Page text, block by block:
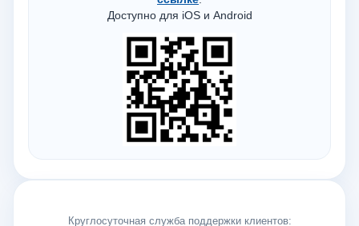
Доступно для iOS и Android
Круглосуточная служба поддержки клиентов: